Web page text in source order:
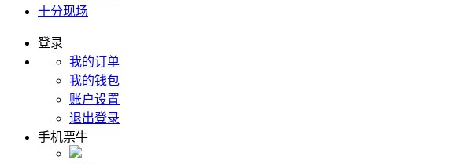
十分现场
登录
我的订单
我的钱包
账户设置
退出登录
手机票牛